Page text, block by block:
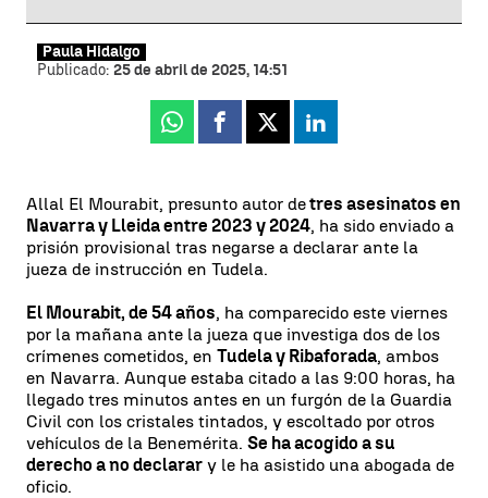
Paula Hidalgo
Publicado: 25 de abril de 2025, 14:51
Whatsapp
Facebook
X Linkedin
Allal El Mourabit, presunto autor detres asesinatos en
Navarra y Lleida entre 2023 y 2024, ha sido enviado a
prisión provisional tras negarse a declarar ante la
jueza de instrucción en Tudela.
El Mourabit, de 54 años, ha comparecido este viernes
por la mañana ante la jueza que investiga dos de los
crímenes cometidos, en Tudela y Ribaforada, ambos
en Navarra. Aunque estaba citado a las 9:00 horas, ha
llegado tres minutos antes en un furgón de la Guardia
Civil con los cristales tintados, y escoltado por otros
vehículos de la Benemérita. Se ha acogido a su
derecho a no declarar y le ha asistido una abogada de
oficio.